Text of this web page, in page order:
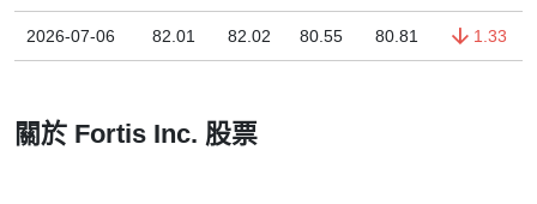
2026-07-06 82.01 82.02 80.55 80.81 1.33
關於 Fortis Inc. 股票